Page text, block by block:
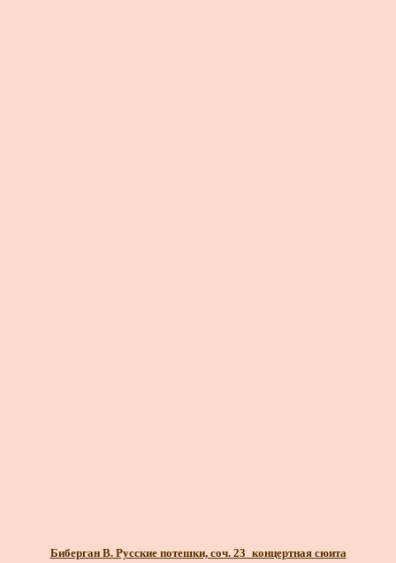
Биберган В. Русские потешки, соч. 23_концертная сюита